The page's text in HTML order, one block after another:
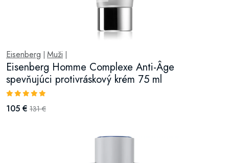
Eisenberg Muži
Eisenberg Homme Complexe Anti-Âge
spevňujúci protivráskový krém 75 ml
105 € 131 €